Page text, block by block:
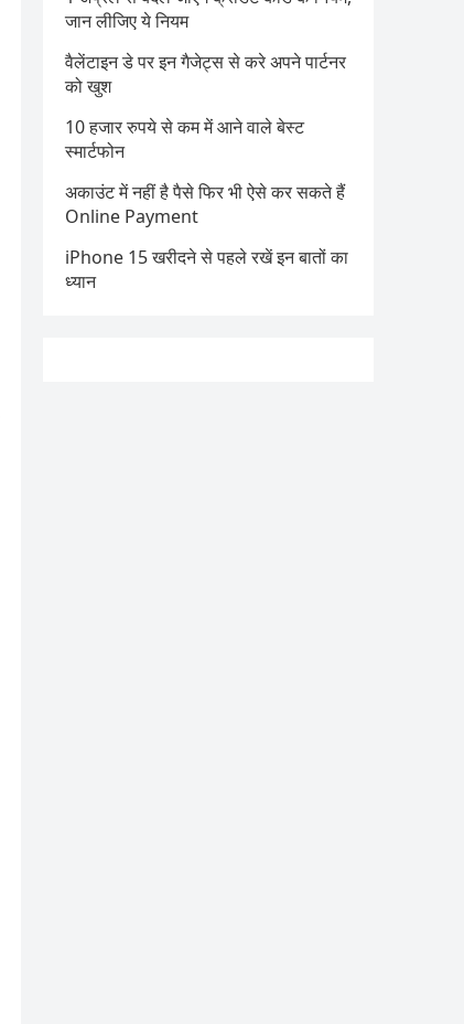
जान लीजिए ये नियम
वैलेंटाइन डे पर इन गैजेट्स से करे अपने पार्टनर
को खुश
10 हजार रुपये से कम में आने वाले बेस्ट
स्मार्टफोन
अकाउंट में नहीं है पैसे फिर भी ऐसे कर सकते हैं
Online Payment
iPhone 15 खरीदने से पहले रखें इन बातों का
ध्यान